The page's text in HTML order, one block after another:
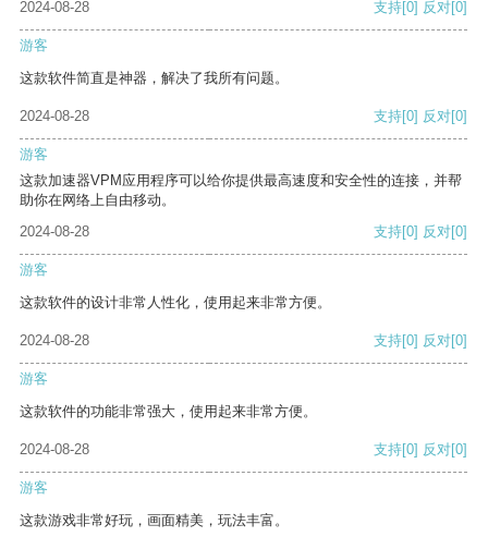
2024-08-28 支持[0] 反对[0]
游客
这款软件简直是神器，解决了我所有问题。
2024-08-28 支持[0] 反对[0]
游客
这款加速器VPM应用程序可以给你提供最高速度和安全性的连接，并帮
助你在网络上自由移动。
2024-08-28
支持[0] 反对[0]
游客
这款软件的设计非常人性化，使用起来非常方便。
2024-08-28 支持[0] 反对[0]
游客
这款软件的功能非常强大，使用起来非常方便。
2024-08-28 支持[0] 反对[0]
游客
这款游戏非常好玩，画面精美，玩法丰富。